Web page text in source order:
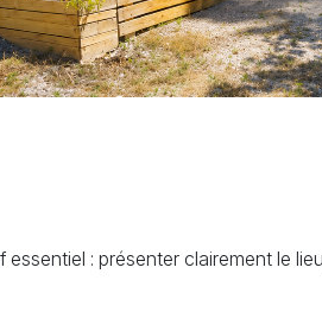
: présenter clairement le